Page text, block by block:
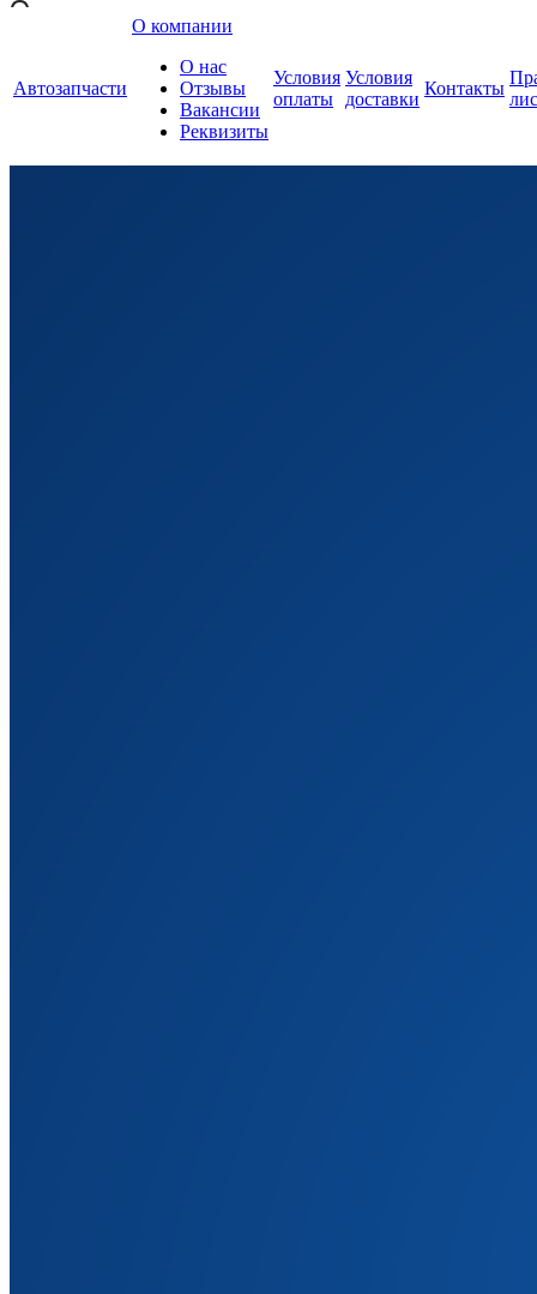
Автозапчасти
О компании
О нас
Отзывы
Вакансии
Реквизиты
Условия
оплаты
Условия
доставки
Контакты